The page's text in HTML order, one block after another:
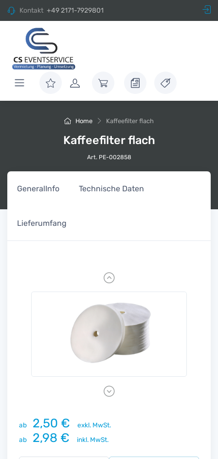
Kontakt +49 2171-7929801
Home Kaffeefilter flach
Kaffeefilter flach
Art. PE-002858
GeneralInfo Technische Daten
Lieferumfang
Previous
Next
ab 2,50 €
exkl. MwSt.
ab
2,98 € inkl. MwSt.